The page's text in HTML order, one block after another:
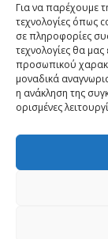
Για να παρέχουμε
τεχνολογίες όπως
σε πληροφορίες
τεχνολογίες θα
προσωπικού
μοναδικά
η ανάκληση της
ορισμένες
Εγγραφή στο
Το Email σας
Μηνυμα